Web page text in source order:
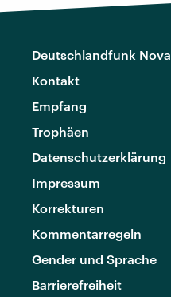
Deutschlandfunk Nova
Kontakt
Empfang
Trophäen
Datenschutzerklärung
Impressum
Korrekturen
Kommentarregeln
Gender und Sprache
Barrierefreiheit